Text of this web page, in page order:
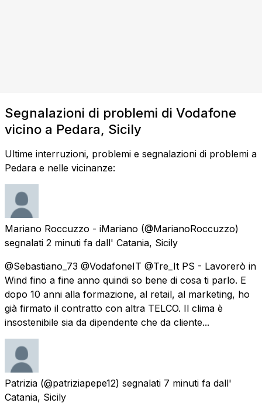
Segnalazioni di problemi di Vodafone
vicino a Pedara, Sicily
Ultime interruzioni, problemi e segnalazioni di problemi a
Pedara e nelle vicinanze:
Mariano Roccuzzo - iMariano (@MarianoRoccuzzo)
segnalati 2 minuti fa dall' Catania, Sicily
@Sebastiano_73 @VodafoneIT @Tre_It PS - Lavorerò in
Wind fino a fine anno quindi so bene di cosa ti parlo. E
dopo 10 anni alla formazione, al retail, al marketing, ho
già firmato il contratto con altra TELCO. Il clima è
insostenibile sia da dipendente che da cliente...
Patrizia (@patriziapepe12) segnalati 7 minuti fa dall'
Catania, Sicily